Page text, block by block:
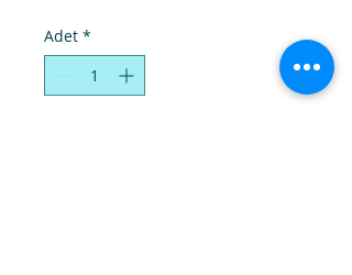
Adet *